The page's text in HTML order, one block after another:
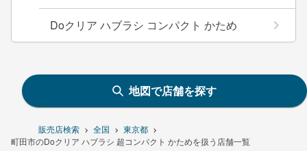
販売店検索 全国
東京都
町田市のDoクリア ハブラシ 超コンパクト かためを扱う店舗一覧
Doクリア ハブラシ コンパクト かため
地図で店舗を探す